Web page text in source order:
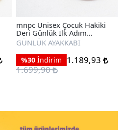
mnpc Unisex Çocuk Hakiki
Deri Günlük İlk Adım
Ayakkabı
GÜNLÜK AYAKKABI
%30 İndirim
1.189,93
1.699,90